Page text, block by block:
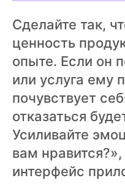
Сделайте так,
ценность
опыте. Если он
или услуга ему
почувствует
отказаться
Усиливайте
вам
интерфейс